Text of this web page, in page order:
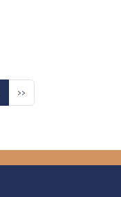
Następna strona
››